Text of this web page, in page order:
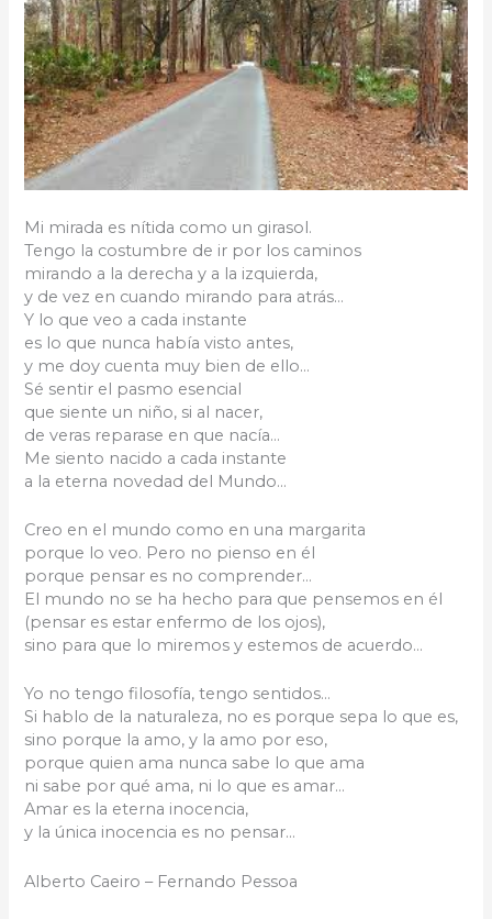
Mi mirada es nítida como un girasol.
Tengo la costumbre de ir por los caminos
mirando a la derecha y a la izquierda,
y de vez en cuando mirando para atrás…
Y lo que veo a cada instante
es lo que nunca había visto antes,
y me doy cuenta muy bien de ello…
Sé sentir el pasmo esencial
que siente un niño, si al nacer,
de veras reparase en que nacía…
Me siento nacido a cada instante
a la eterna novedad del Mundo…
Creo en el mundo como en una margarita
porque lo veo. Pero no pienso en él
porque pensar es no comprender…
El mundo no se ha hecho para que pensemos en él
(pensar es estar enfermo de los ojos),
sino para que lo miremos y estemos de acuerdo…
Yo no tengo filosofía, tengo sentidos…
Si hablo de la naturaleza, no es porque sepa lo que es,
sino porque la amo, y la amo por eso,
porque quien ama nunca sabe lo que ama
ni sabe por qué ama, ni lo que es amar…
Amar es la eterna inocencia,
y la única inocencia es no pensar…
Alberto Caeiro – Fernando Pessoa